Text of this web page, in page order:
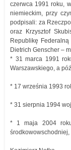
czerwca 1991 roku,
niemieckim, przy
podpisali: za
oraz Krzysztof
Republikę
Dietrich Genscher –
* 31 marca 1991
Warszawskiego, a
* 17 września 1993
* 31 sierpnia 1994
* 1 maja 2004